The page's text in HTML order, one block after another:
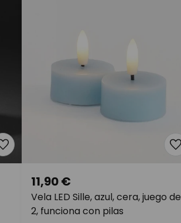
Vela LED Sille, azul, cera, juego de
2, funciona con pilas
11,90 €